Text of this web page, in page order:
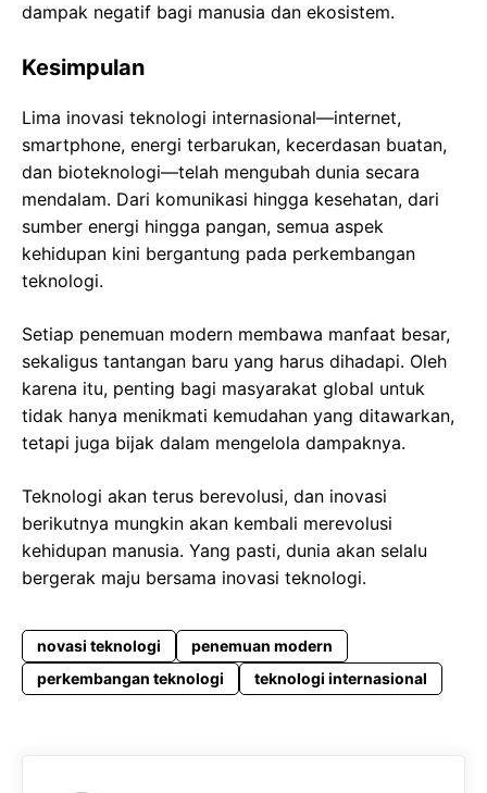
dampak negatif bagi manusia dan ekosistem.
Kesimpulan
Lima inovasi teknologi internasional—internet,
smartphone, energi terbarukan, kecerdasan buatan,
dan bioteknologi—telah mengubah dunia secara
mendalam. Dari komunikasi hingga kesehatan, dari
sumber energi hingga pangan, semua aspek
kehidupan kini bergantung pada perkembangan
teknologi.
Setiap penemuan modern membawa manfaat besar,
sekaligus tantangan baru yang harus dihadapi. Oleh
karena itu, penting bagi masyarakat global untuk
tidak hanya menikmati kemudahan yang ditawarkan,
tetapi juga bijak dalam mengelola dampaknya.
Teknologi akan terus berevolusi, dan inovasi
berikutnya mungkin akan kembali merevolusi
kehidupan manusia. Yang pasti, dunia akan selalu
bergerak maju bersama inovasi teknologi.
novasi teknologi
penemuan modern
perkembangan teknologi
teknologi internasional